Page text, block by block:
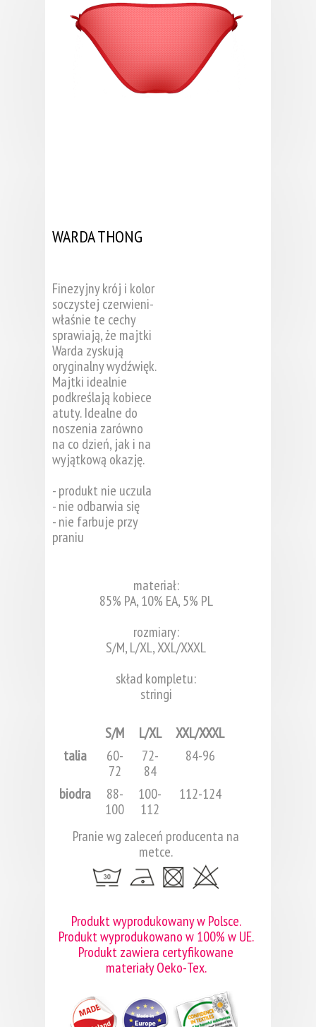
WARDA THONG
Finezyjny krój i kolor
soczystej czerwieni-
właśnie te cechy
sprawiają, że majtki
Warda zyskują
oryginalny wydźwięk.
Majtki idealnie
podkreślają kobiece
atuty. Idealne do
noszenia zarówno
na co dzień, jak i na
wyjątkową okazję.
- produkt nie uczula
- nie odbarwia się
- nie farbuje przy
praniu
materiał:
85% PA, 10% EA, 5% PL
rozmiary:
S/M, L/XL, XXL/XXXL
skład kompletu:
stringi
S/M L/XL
XXL/XXXL
talia
60-
72
72-
84
84-96
biodra
88-
100
100-
112
112-124
Pranie wg zaleceń producenta na
metce.
Produkt wyprodukowany w Polsce.
Produkt wyprodukowano w 100% w UE.
Produkt zawiera certyfikowane
materiały Oeko-Tex.